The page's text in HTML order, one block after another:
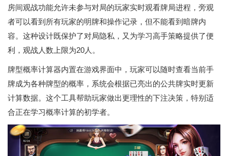
房间观战功能允许未参与对局的玩家实时观看牌局进程，旁观
者可以看到所有玩家的明牌和操作记录，但不能看到暗牌内
容。这种设计既保护了对局隐私，又为学习高手策略提供了便
利，观战人数上限为20人。
牌型概率计算器内置在游戏界面中，玩家可以随时查看当前手
牌成为各种牌型的概率，系统会根据已亮出的公共牌实时更新
计算数据。这个工具帮助玩家做出更理性的下注决策，特别适
合正在学习概率计算的初学者。